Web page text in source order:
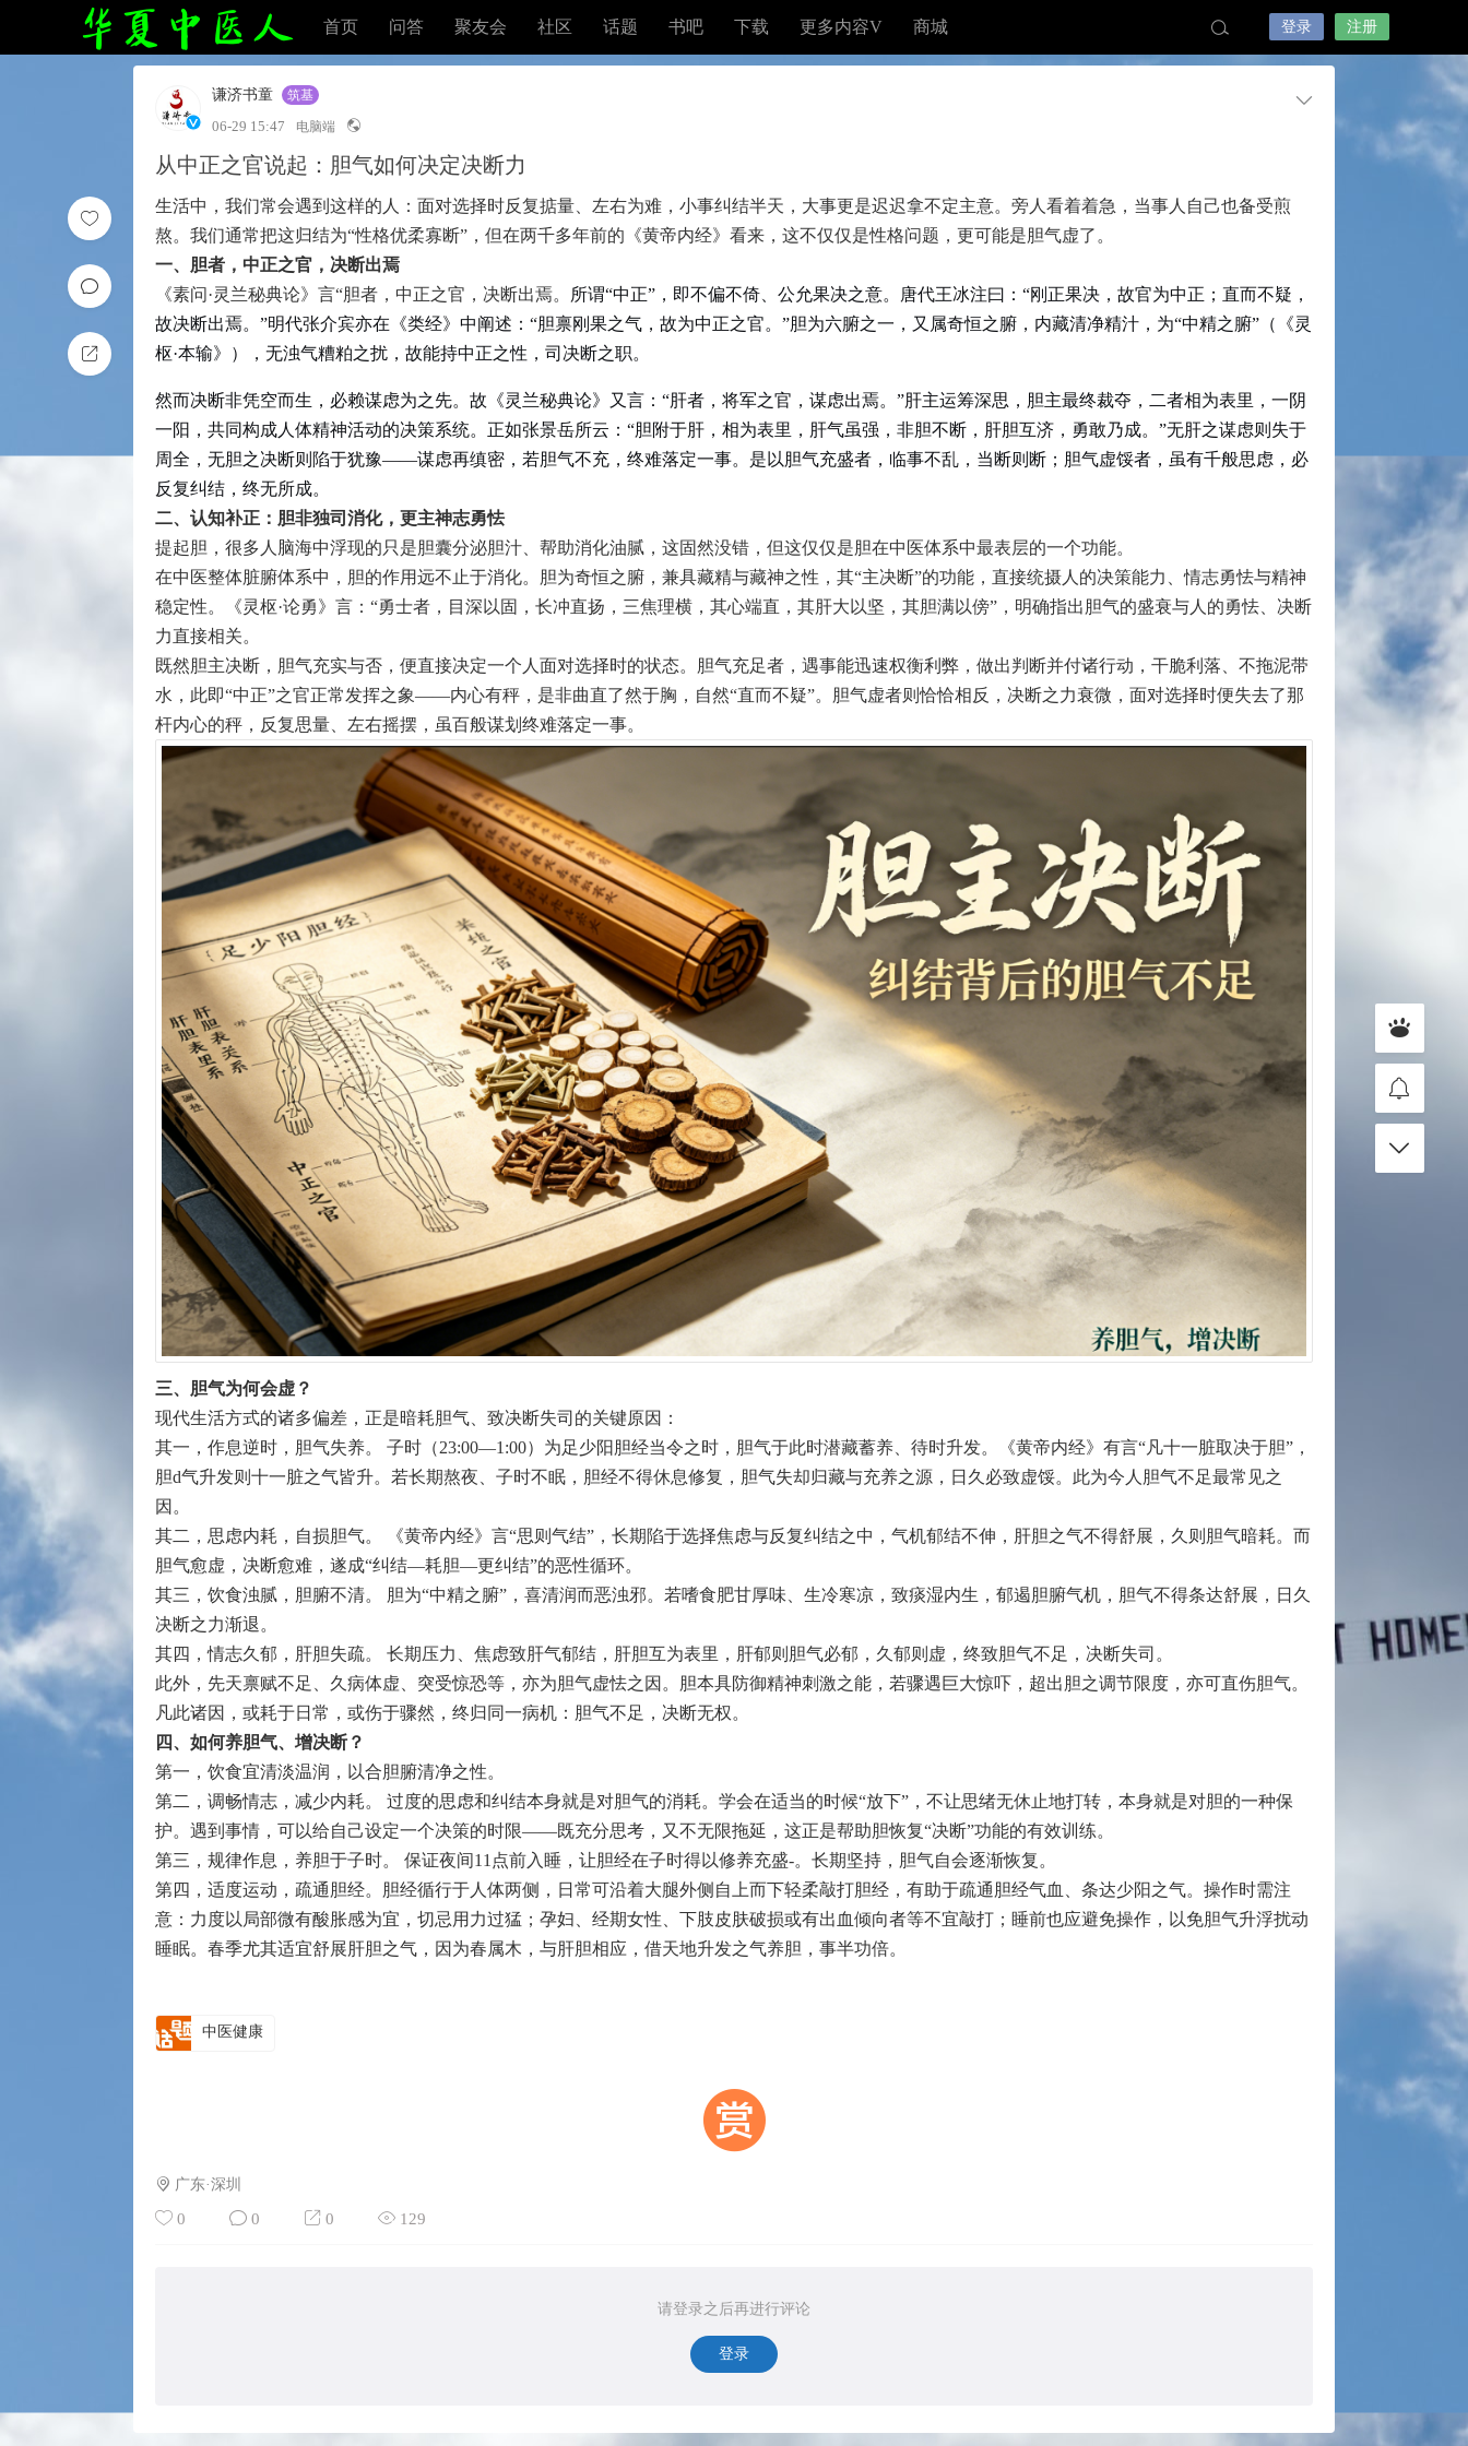
首页 问答 聚友会 社区 话题 书吧 下载 更多内容V 商城 登录 注册
谦济书童 筑基
06-29 15:47 电脑端
从中正之官说起：胆气如何决定决断力
生活中，我们常会遇到这样的人：面对选择时反复掂量、左右为难，小事纠结半天，大事更是迟迟拿不定主意。旁人看着着急，当事人自己也备受煎
熬。我们通常把这归结为“性格优柔寡断”，但在两千多年前的《黄帝内经》看来，这不仅仅是性格问题，更可能是胆气虚了。
一、胆者，中正之官，决断出焉
《素问·灵兰秘典论》 言“胆者，中正之官，决断出焉。
所谓“中正”，即不偏不倚、公允果决之意。唐代王冰注曰：“刚正果决，故官为中正；直而不疑，
故决断出焉。”明代张介宾亦在《类经》中阐述：“胆禀刚果之气，故为中正之官。”胆为六腑之一，又属奇恒之腑，内藏清净精汁，为“中精之腑”（《灵
枢·本输》），无浊气糟粕之扰，故能持中正之性，司决断之职。
然而决断非凭空而生，必赖谋虑为之先。故《灵兰秘典论》又言：“肝者，将军之官，谋虑出焉。”肝主运筹深思，胆主最终裁夺，二者相为表里，一阴
一阳，共同构成人体精神活动的决策系统。正如张景岳所云：“胆附于肝，相为表里，肝气虽强，非胆不断，肝胆互济，勇敢乃成。”无肝之谋虑则失于
周全，无胆之决断则陷于犹豫——谋虑再缜密，若胆气不充，终难落定一事。是以胆气充盛者，临事不乱，当断则断；胆气虚馁者，虽有千般思虑，必
反复纠结，终无所成。
二、认知补正：胆非独司消化，更主神志勇怯
提起胆，很多人脑海中浮现的只是胆囊分泌胆汁、帮助消化油腻，这固然没错，但这仅仅是胆在中医体系中最表层的一个功能。
在中医整体脏腑体系中，胆的作用远不止于消化。胆为奇恒之腑，兼具藏精与藏神之性，其“主决断”的功能，直接统摄人的决策能力、情志勇怯与精神
稳定性。《灵枢·论勇》言：“勇士者，目深以固，长冲直扬，三焦理横，其心端直，其肝大以坚，其胆满以傍”，明确指出胆气的盛衰与人的勇怯、决断
力直接相关。
既然胆主决断，胆气充实与否，便直接决定一个人面对选择时的状态。胆气充足者，遇事能迅速权衡利弊，做出判断并付诸行动，干脆利落、不拖泥带
水，此即“中正”之官正常发挥之象——内心有秤，是非曲直了然于胸，自然“直而不疑”。胆气虚者则恰恰相反，决断之力衰微，面对选择时便失去了那
杆内心的秤，反复思量、左右摇摆，虽百般谋划终难落定一事。
三、胆气为何会虚？
现代生活方式的诸多偏差，正是暗耗胆气、致决断失司的关键原因：
其一，作息逆时，胆气失养。 子时（23:00—1:00）为足少阳胆经当令之时，胆气于此时潜藏蓄养、待时升发。《黄帝内经》有言“凡十一脏取决于胆”，
胆d气升发则十一脏之气皆升。若长期熬夜、子时不眠，胆经不得休息修复，胆气失却归藏与充养之源，日久必致虚馁。此为今人胆气不足最常见之
因。
其二，思虑内耗，自损胆气。 《黄帝内经》言“思则气结”，长期陷于选择焦虑与反复纠结之中，气机郁结不伸，肝胆之气不得舒展，久则胆气暗耗。而
胆气愈虚，决断愈难，遂成“纠结—耗胆—更纠结”的恶性循环。
其三，饮食浊腻，胆腑不清。 胆为“中精之腑”，喜清润而恶浊邪。若嗜食肥甘厚味、生冷寒凉，致痰湿内生，郁遏胆腑气机，胆气不得条达舒展，日久
决断之力渐退。
其四，情志久郁，肝胆失疏。 长期压力、焦虑致肝气郁结，肝胆互为表里，肝郁则胆气必郁，久郁则虚，终致胆气不足，决断失司。
此外，先天禀赋不足、久病体虚、突受惊恐等，亦为胆气虚怯之因。胆本具防御精神刺激之能，若骤遇巨大惊吓，超出胆之调节限度，亦可直伤胆气。
凡此诸因，或耗于日常，或伤于骤然，终归同一病机：胆气不足，决断无权。
四、如何养胆气、增决断？
第一， 饮食宜清淡温润，以合胆腑清净之性。
第二，调畅情志，减少内耗。
过度的思虑和纠结本身就是对胆气的消耗。学会在适当的时候“放下”，不让思绪无休止地打转，本身就是对胆的一种保
护。遇到事情，可以给自己设定一个决策的时限——既充分思考，又不无限拖延，这正是帮助胆恢复“决断”功能的有效训练。
第三，规律作息，养胆于子时。 保证夜间11点前入睡，让胆经在子时得以修养充盛-。长期坚持，胆气自会逐渐恢复。
第四，适度运动，疏通胆经。胆经循行于人体两侧，日常可沿着大腿外侧自上而下轻柔敲打胆经，有助于疏通胆经气血、条达少阳之气。操作时需注
意：力度以局部微有酸胀感为宜，切忌用力过猛；孕妇、经期女性、下肢皮肤破损或有出血倾向者等不宜敲打；睡前也应避免操作，以免胆气升浮扰动
睡眠。春季尤其适宜舒展肝胆之气，因为春属木，与肝胆相应，借天地升发之气养胆，事半功倍。
中医健康
广东·深圳
0 0 0 129
请登录之后再进行评论
登录